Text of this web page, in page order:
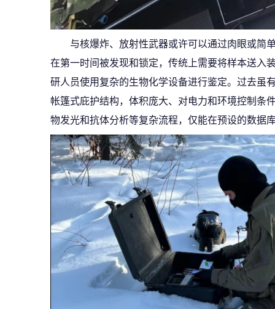
与核爆炸、放射性武器或许可以通过肉眼或简
在第一时间被发现和锁定，传统上需要将样本送入
研人员使用复杂的生物化学设备进行鉴定。过去虽
帐篷式庇护结构，体积庞大、对电力和环境控制条
物发光和抗体分析等复杂流程，仅能在预设的数据